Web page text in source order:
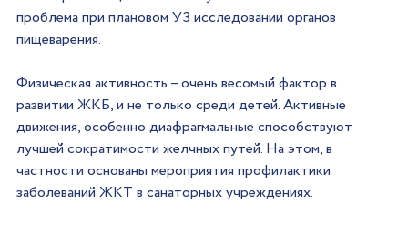
проблема при плановом УЗ исследовании органов
пищеварения.
Физическая активность – очень весомый фактор в
развитии ЖКБ, и не только среди детей. Активные
движения, особенно диафрагмальные способствуют
лучшей сократимости желчных путей. На этом, в
частности основаны мероприятия профилактики
заболеваний ЖКТ в санаторных учреждениях.